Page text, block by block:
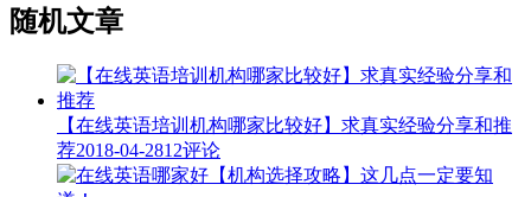
随机文章
【在线英语培训机构哪家比较好】求真实经验分享和推
荐2018-04-2812评论